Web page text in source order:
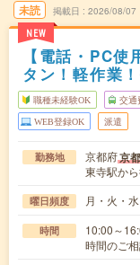
未読
NEW
掲載日 2026/08/07
【電話・PC
タン！軽作業
職種未経験OK 交通
WEB登録OK 派遣
勤務地 京都府京
東寺駅か
曜日頻度 月・火・
時間
10:00～
時間のご相